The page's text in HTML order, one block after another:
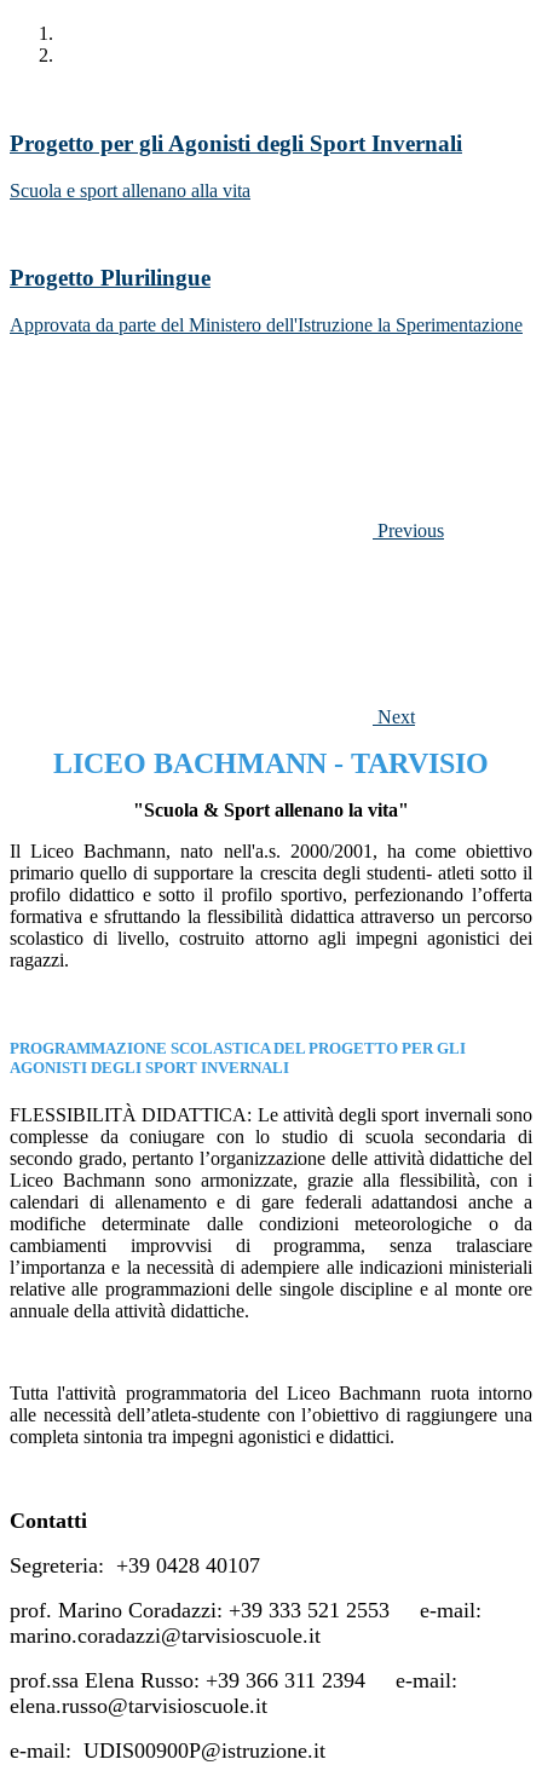
Progetto per gli Agonisti degli Sport Invernali
Scuola e sport allenano alla vita
Progetto Plurilingue
Approvata da parte del Ministero dell'Istruzione la Sperimentazione
Previous
Next
LICEO BACHMANN - TARVISIO
"Scuola & Sport allenano la vita"
Il Liceo Bachmann, nato nell'a.s. 2000/2001, ha come obiettivo
primario quello di supportare la crescita degli studenti- atleti sotto il
profilo didattico e sotto il profilo sportivo, perfezionando l’offerta
formativa e sfruttando la flessibilità didattica attraverso un percorso
scolastico di livello, costruito attorno agli impegni agonistici dei
ragazzi.
PROGRAMMAZIONE SCOLASTICA DEL PROGETTO PER GLI
AGONISTI DEGLI SPORT INVERNALI
FLESSIBILITÀ DIDATTICA: Le attività degli sport invernali sono
complesse da coniugare con lo studio di scuola secondaria di
secondo grado, pertanto l’organizzazione delle attività didattiche del
Liceo Bachmann sono armonizzate, grazie alla flessibilità, con i
calendari di allenamento e di gare federali adattandosi anche a
modifiche determinate dalle condizioni meteorologiche o da
cambiamenti improvvisi di programma, senza tralasciare
l’importanza e la necessità di adempiere alle indicazioni ministeriali
relative alle programmazioni delle singole discipline e al monte ore
annuale della attività didattiche.
Tutta l'attività programmatoria del Liceo Bachmann ruota intorno
alle necessità dell’atleta-studente con l’obiettivo di raggiungere una
completa sintonia tra impegni agonistici e didattici.
Contatti
Segreteria: +39 0428 40107
prof. Marino Coradazzi: +39 333 521 2553 e-mail:
marino.coradazzi@tarvisioscuole.it
prof.ssa Elena Russo: +39 366 311 2394 e-mail:
elena.russo@tarvisioscuole.it
e-mail: UDIS00900P@istruzione.it